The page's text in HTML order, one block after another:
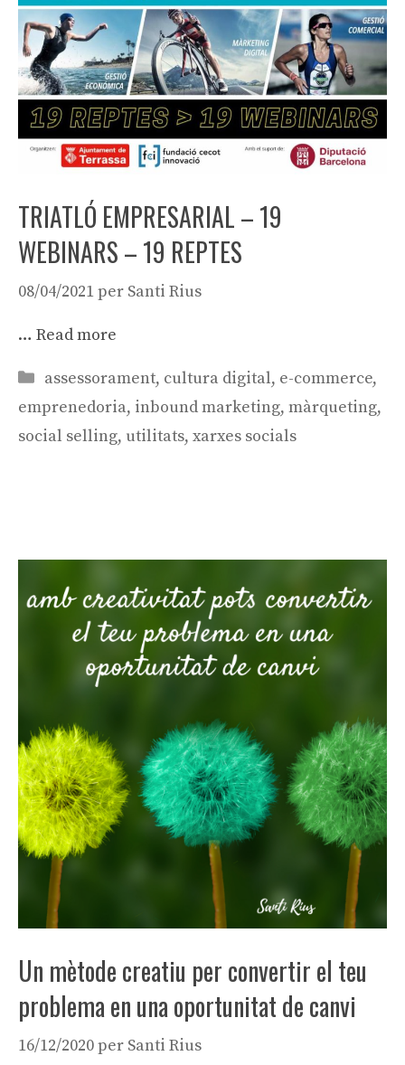
TRIATLÓ EMPRESARIAL – 19
WEBINARS – 19 REPTES
08/04/2021per Santi Rius
… Read more
Categories
assessorament, cultura digital, e-commerce,
emprenedoria, inbound marketing, màrqueting,
social selling, utilitats, xarxes socials
Un mètode creatiu per convertir el teu
problema en una oportunitat de canvi
16/12/2020per Santi Rius